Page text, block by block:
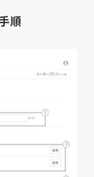
順